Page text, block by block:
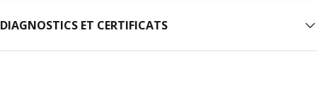
DIAGNOSTICS ET CERTIFICATS